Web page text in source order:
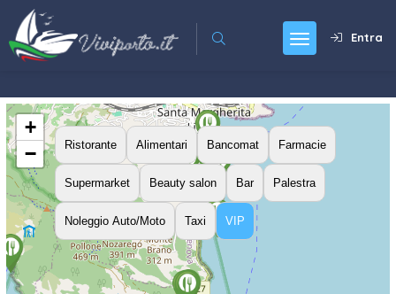
Entra
Ristorante Alimentari Bancomat Farmacie
Supermarket Beauty salon Bar Palestra
Noleggio Auto/Moto Taxi VIP
+
−